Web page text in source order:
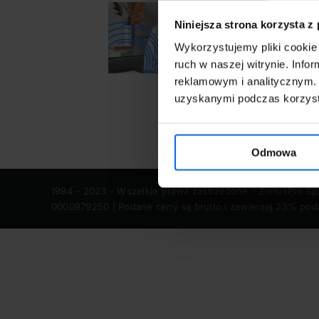
Niniejsza strona korzysta z
Wykorzystujemy pliki
ruch w naszej witrynie.
reklamowym i
uzyskanymi podczas
Odmowa
1994 - 2023 - Wszelkie prawa zastrzeżone - ZoriusPro
0000979250 | Podane ceny są brutto i zawierają 23%